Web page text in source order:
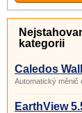
kategorii
Caledos
Automatický měnič
EarthView